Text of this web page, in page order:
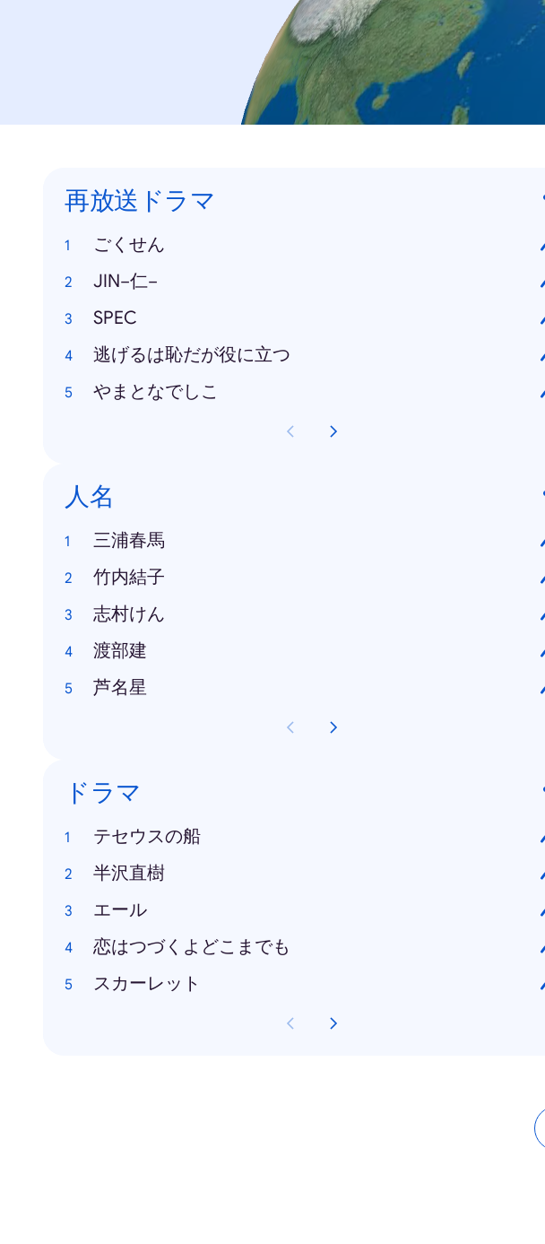
再放送ドラマ
ごくせん
JIN−仁−
SPEC
逃げるは恥だが役に立つ
やまとなでしこ
人名
三浦春馬
竹内結子
志村けん
渡部建
芦名星
ドラマ
テセウスの船
半沢直樹
エール
恋はつづくよどこまでも
スカーレット